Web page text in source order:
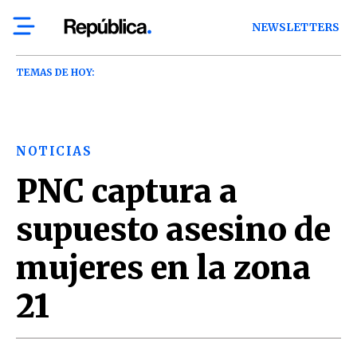
NEWSLETTERS
TEMAS DE HOY:
NOTICIAS
PNC captura a
supuesto asesino de
mujeres en la zona
21